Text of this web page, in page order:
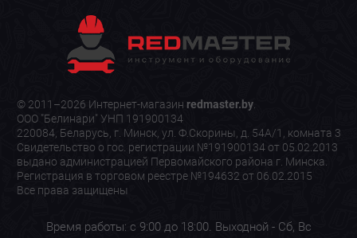
© 2011–2026 Интернет-магазин redmaster.by.
ООО "Белинари" УНП 191900134
220084, Беларусь, г. Минск, ул. Ф.Скорины, д. 54А/1, комната 3
Свидетельство о гос. регистрации №191900134 от 05.02.2013
выдано администрацией Первомайского района г. Минска.
Регистрация в торговом реестре №194632 от 06.02.2015
Все права защищены
Время работы: с 9:00 до 18:00. Выходной - Сб, Вс